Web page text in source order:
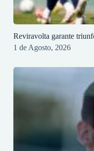
Reviravolta garante
1 de Agosto, 2026